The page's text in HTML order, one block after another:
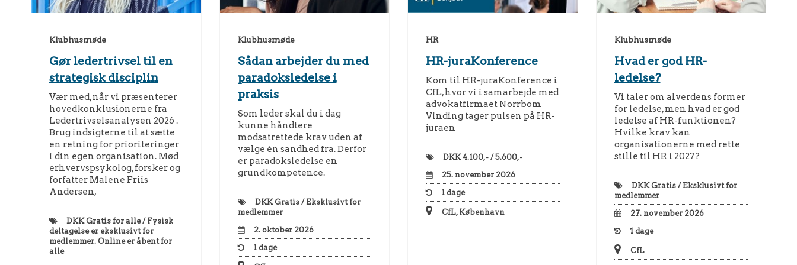
Klubhusmøde
Gør ledertrivsel til en
strategisk disciplin
Vær med, når vi præsenterer
hovedkonklusionerne fra
Ledertrivselsanalysen 2026 .
Brug indsigterne til at sætte
en retning for prioriteringer
i din egen organisation. Mød
erhvervspsykolog, forsker og
forfatter Malene Friis
Andersen,
DKKGratis for alle / Fysisk
deltagelse er eksklusivt for
medlemmer. Online er åbent for
alle
Klubhusmøde
Sådan arbejder du med
paradoksledelse i
praksis
Som leder skal du i dag
kunne håndtere
modsatrettede krav uden af
vælge én sandhed fra. Derfor
er paradoksledelse en
grundkompetence.
DKKGratis / Eksklusivt for
medlemmer
2. oktober 2026
1 dage
HR
HR-juraKonference
Kom til HR-juraKonference i
CfL, hvor vi i samarbejde med
advokatfirmaet Norrbom
Vinding tager pulsen på HR-
juraen
DKK4.100,- / 5.600,-
25. november 2026
1 dage
CfL, København
Klubhusmøde
Hvad er god HR-
ledelse?
Vi taler om alverdens former
for ledelse, men hvad er god
ledelse af HR-funktionen?
Hvilke krav kan
organisationerne med rette
stille til HR i 2027?
DKKGratis / Eksklusivt for
medlemmer
27. november 2026
1 dage
CfL